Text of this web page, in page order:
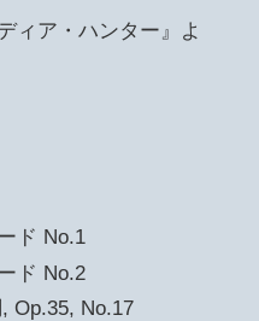
ィア・ハンター』よ
ド No.1
ド No.2
Op.35, No.17